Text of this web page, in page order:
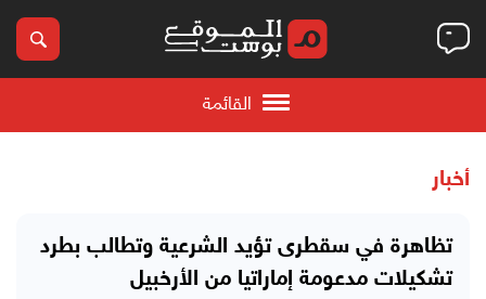
القائمة
أخبار
تظاهرة في سقطرى تؤيد الشرعية وتطالب بطرد
تشكيلات مدعومة إماراتيا من الأرخبيل